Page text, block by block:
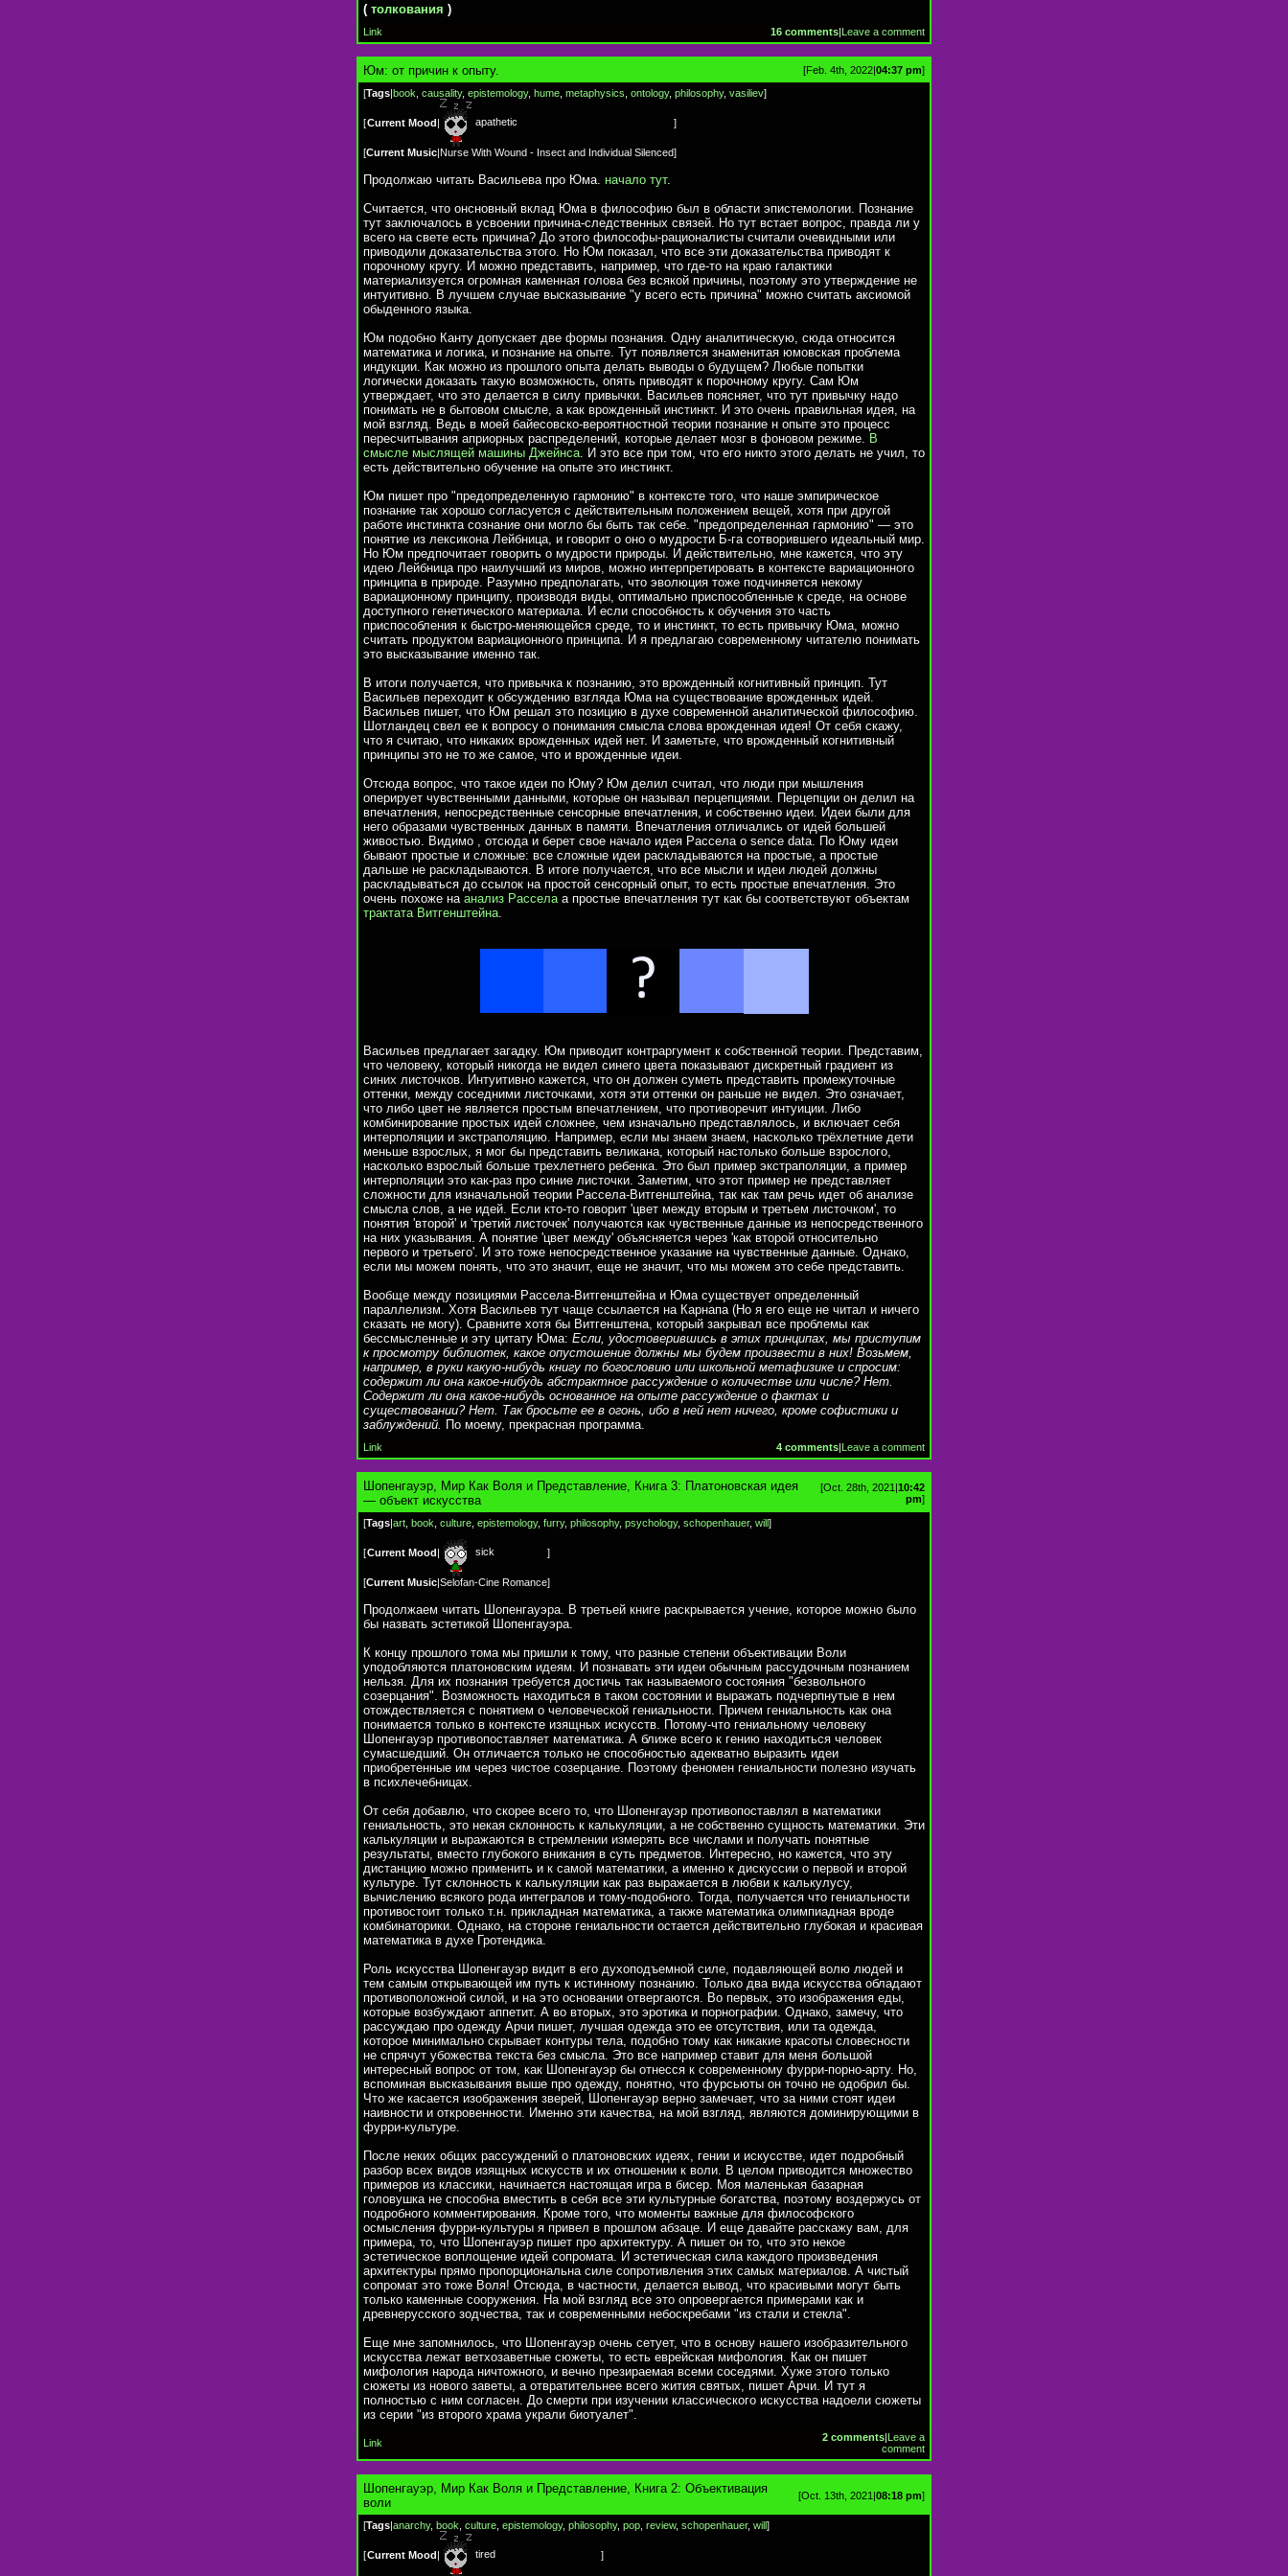
( толкования )
Link 16 comments|Leave a comment
Юм: от причин к опыту. [Feb. 4th, 2022|04:37 pm]
[Tags|book causality, epistemology, hume metaphysics ontology, philosophy, vasiliev]
[Current Mood| apathetic ]
[Current Music|Nurse With Wound - Insect and Individual Silenced]
Продолжаю читать Васильева про Юма. начало тут.
Считается, что онсновный вклад Юма в философию был в области эпистемологии. Познание
тут заключалось в усвоении причина-следственных связей. Но тут встает вопрос, правда ли у
всего на свете есть причина? До этого философы-рационалисты считали очевидными или
приводили доказательства этого. Но Юм показал, что все эти доказательства приводят к
порочному кругу. И можно представить, например, что где-то на краю галактики
материализуется огромная каменная голова без всякой причины, поэтому это утверждение не
интуитивно. В лучшем случае высказывание "у всего есть причина" можно считать аксиомой
обыденного языка.
Юм подобно Канту допускает две формы познания. Одну аналитическую, сюда относится
математика и логика, и познание на опыте. Тут появляется знаменитая юмовская проблема
индукции. Как можно из прошлого опыта делать выводы о будущем? Любые попытки
логически доказать такую возможность, опять приводят к порочному кругу. Сам Юм
утверждает, что это делается в силу привычки. Васильев поясняет, что тут привычку надо
понимать не в бытовом смысле, а как врожденный инстинкт. И это очень правильная идея, на
мой взгляд. Ведь в моей байесовско-вероятностной теории познание н опыте это процесс
пересчитывания априорных распределений, которые делает мозг в фоновом режиме.
В
смысле мыслящей машины Джейнса . И это все при том, что его никто этого делать не учил, то
есть действительно обучение на опыте это инстинкт.
Юм пишет про "предопределенную гармонию" в контексте того, что наше эмпирическое
познание так хорошо согласуется с действительным положением вещей, хотя при другой
работе инстинкта сознание они могло бы быть так себе. "предопределенная гармонию" — это
понятие из лексикона Лейбница, и говорит о оно о мудрости Б-га сотворившего идеальный мир.
Но Юм предпочитает говорить о мудрости природы. И действительно, мне кажется, что эту
идею Лейбница про наилучший из миров, можно интерпретировать в контексте вариационного
принципа в природе. Разумно предполагать, что эволюция тоже подчиняется некому
вариационному принципу, производя виды, оптимально приспособленные к среде, на основе
доступного генетического материала. И если способность к обучения это часть
приспособления к быстро-меняющейся среде, то и инстинкт, то есть привычку Юма, можно
считать продуктом вариационного принципа. И я предлагаю современному читателю понимать
это высказывание именно так.
В итоги получается, что привычка к познанию, это врожденный когнитивный принцип. Тут
Васильев переходит к обсуждению взгляда Юма на существование врожденных идей.
Васильев пишет, что Юм решал это позицию в духе современной аналитической философию.
Шотландец свел ее к вопросу о понимания смысла слова врожденная идея! От себя скажу,
что я считаю, что никаких врожденных идей нет. И заметьте, что врожденный когнитивный
принципы это не то же самое, что и врожденные идеи.
Отсюда вопрос, что такое идеи по Юму? Юм делил считал, что люди при мышления
оперирует чувственными данными, которые он называл перцепциями. Перцепции он делил на
впечатления, непосредственные сенсорные впечатления, и собственно идеи. Идеи были для
него образами чувственных данных в памяти. Впечатления отличались от идей большей
живостью. Видимо , отсюда и берет свое начало идея Рассела о sence data. По Юму идеи
бывают простые и сложные: все сложные идеи раскладываются на простые, а простые
дальше не раскладываются. В итоге получается, что все мысли и идеи людей должны
раскладываться до ссылок на простой сенсорный опыт, то есть простые впечатления. Это
очень похоже на анализ Рассела а простые впечатления тут как бы соответствуют объектам
трактата Витгенштейна
Васильев предлагает загадку. Юм приводит контраргумент к собственной теории. Представим,
что человеку, который никогда не видел синего цвета показывают дискретный градиент из
синих листочков. Интуитивно кажется, что он должен суметь представить промежуточные
оттенки, между соседними листочками, хотя эти оттенки он раньше не видел. Это означает,
что либо цвет не является простым впечатлением, что противоречит интуиции. Либо
комбинирование простых идей сложнее, чем изначально представлялось, и включает себя
интерполяции и экстраполяцию. Например, если мы знаем знаем, насколько трёхлетние дети
меньше взрослых, я мог бы представить великана, который настолько больше взрослого,
насколько взрослый больше трехлетнего ребенка. Это был пример экстраполяции, а пример
интерполяции это как-раз про синие листочки. Заметим, что этот пример не представляет
сложности для изначальной теории Рассела-Витгенштейна, так как там речь идет об анализе
смысла слов, а не идей. Если кто-то говорит 'цвет между вторым и третьем листочком', то
понятия 'второй' и 'третий листочек' получаются как чувственные данные из непосредственного
на них указывания. А понятие 'цвет между' объясняется через 'как второй относительно
первого и третьего'. И это тоже непосредственное указание на чувственные данные. Однако,
если мы можем понять, что это значит, еще не значит, что мы можем это себе представить.
Вообще между позициями Рассела-Витгенштейна и Юма существует определенный
параллелизм. Хотя Васильев тут чаще ссылается на Карнапа (Но я его еще не читал и ничего
сказать не могу). Сравните хотя бы Витгенштена, который закрывал все проблемы как
бессмысленные и эту цитату Юма: Если, удостоверившись в этих принципах, мы приступим
к просмотру библиотек, какое опустошение должны мы будем произвести в них! Возьмем,
например, в руки какую-нибудь книгу по богословию или школьной метафизике и спросим:
содержит ли она какое-нибудь абстрактное рассуждение о количестве или числе? Нет.
Содержит ли она какое-нибудь основанное на опыте рассуждение о фактах и
существовании? Нет. Так бросьте ее в огонь, ибо в ней нет ничего, кроме софистики и
заблуждений.
По моему, прекрасная программа.
Link 4 comments|Leave a comment
Шопенгауэр, Мир Как Воля и Представление, Книга 3: Платоновская идея
— объект искусства
[Oct. 28th, 2021| 10:42
pm]
[Tags art book culture epistemology, furry, philosophy, psychology, schopenhauer, will ]
[Current Mood sick ]
[Current Music Selofan-Cine Romance]
Продолжаем читать Шопенгауэра. В третьей книге раскрывается учение, которое можно было
бы назвать эстетикой Шопенгауэра.
К концу прошлого тома мы пришли к тому, что разные степени объективации Воли
уподобляются платоновским идеям. И познавать эти идеи обычным рассудочным познанием
нельзя. Для их познания требуется достичь так называемого состояния "безвольного
созерцания". Возможность находиться в таком состоянии и выражать подчерпнутые в нем
отождествляется с понятием о человеческой гениальности. Причем гениальность как она
понимается только в контексте изящных искусств. Потому-что гениальному человеку
Шопенгауэр противопоставляет математика. А ближе всего к гению находиться человек
сумасшедший. Он отличается только не способностью адекватно выразить идеи
приобретенные им через чистое созерцание. Поэтому феномен гениальности полезно изучать
в психлечебницах.
От себя добавлю, что скорее всего то, что Шопенгауэр противопоставлял в математики
гениальность, это некая склонность к калькуляции, а не собственно сущность математики. Эти
калькуляции и выражаются в стремлении измерять все числами и получать понятные
результаты, вместо глубокого вникания в суть предметов. Интересно, но кажется, что эту
дистанцию можно применить и к самой математики, а именно к дискуссии о первой и второй
культуре. Тут склонность к калькуляции как раз выражается в любви к калькулусу,
вычислению всякого рода интегралов и тому-подобного. Тогда, получается что гениальности
противостоит только т.н. прикладная математика, а также математика олимпиадная вроде
комбинаторики. Однако, на стороне гениальности остается действительно глубокая и красивая
математика в духе Гротендика.
Роль искусства Шопенгауэр видит в его духоподъемной силе, подавляющей волю людей и
тем самым открывающей им путь к истинному познанию. Только два вида искусства обладают
противоположной силой, и на это основании отвергаются. Во первых, это изображения еды,
которые возбуждают аппетит. А во вторых, это эротика и порнографии. Однако, замечу, что
рассуждаю про одежду Арчи пишет, лучшая одежда это ее отсутствия, или та одежда,
которое минимально скрывает контуры тела, подобно тому как никакие красоты словесности
не спрячут убожества текста без смысла. Это все например ставит для меня большой
интересный вопрос от том, как Шопенгауэр бы отнесся к современному фурри-порно-арту. Но,
вспоминая высказывания выше про одежду, понятно, что фурсьюты он точно не одобрил бы.
Что же касается изображения зверей, Шопенгауэр верно замечает, что за ними стоят идеи
наивности и откровенности. Именно эти качества, на мой взгляд, являются доминирующими в
фурри-культуре.
После неких общих рассуждений о платоновских идеях, гении и искусстве, идет подробный
разбор всех видов изящных искусств и их отношении к воли. В целом приводится множество
примеров из классики, начинается настоящая игра в бисер. Моя маленькая базарная
головушка не способна вместить в себя все эти культурные богатства, поэтому воздержусь от
подробного комментирования. Кроме того, что моменты важные для философского
осмысления фурри-культуры я привел в прошлом абзаце. И еще давайте расскажу вам, для
примера, то, что Шопенгауэр пишет про архитектуру. А пишет он то, что это некое
эстетическое воплощение идей сопромата. И эстетическая сила каждого произведения
архитектуры прямо пропорциональна силе сопротивления этих самых материалов. А чистый
сопромат это тоже Воля! Отсюда, в частности, делается вывод, что красивыми могут быть
только каменные сооружения. На мой взгляд все это опровергается примерами как и
древнерусского зодчества, так и современными небоскребами "из стали и стекла".
Еще мне запомнилось, что Шопенгауэр очень сетует, что в основу нашего изобразительного
искусства лежат ветхозаветные сюжеты, то есть еврейская мифология. Как он пишет
мифология народа ничтожного, и вечно презираемая всеми соседями. Хуже этого только
сюжеты из нового заветы, а отвратительнее всего жития святых, пишет Арчи. И тут я
полностью с ним согласен. До смерти при изучении классического искусства надоели сюжеты
из серии "из второго храма украли биотуалет".
Link 2 comments
Leave a
comment
Шопенгауэр, Мир Как Воля и Представление, Книга 2: Объективация
воли
[Oct. 13th, 2021|08:18 pm]
[Tags|anarchy, book culture epistemology, philosophy, pop review, schopenhauer, will]
[Current Mood| tired ]